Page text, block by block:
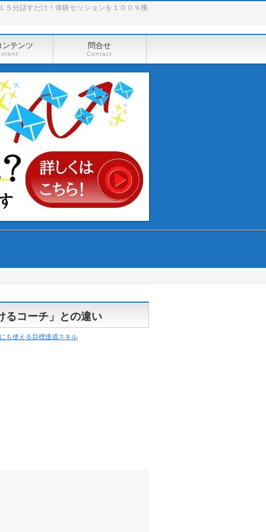
５分話すだけ！体験セッションを１００％獲
ンテンツ 問合せ
Contact
るコーチ」との違い
も使える目標達成スキル